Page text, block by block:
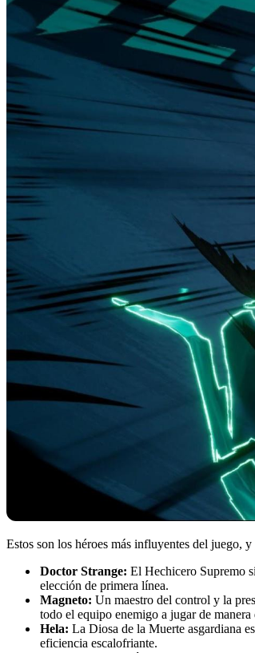
Estos son los héroes más influyentes del juego, y
Doctor Strange: El Hechicero Supremo
elección de primera línea.
Magneto: Un maestro del control y la
todo el equipo enemigo a jugar de manera
Hela: La Diosa de la Muerte asgardiana
eficiencia escalofriante.